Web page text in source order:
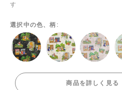
す
選択中の色、柄:
商品を詳しく見る